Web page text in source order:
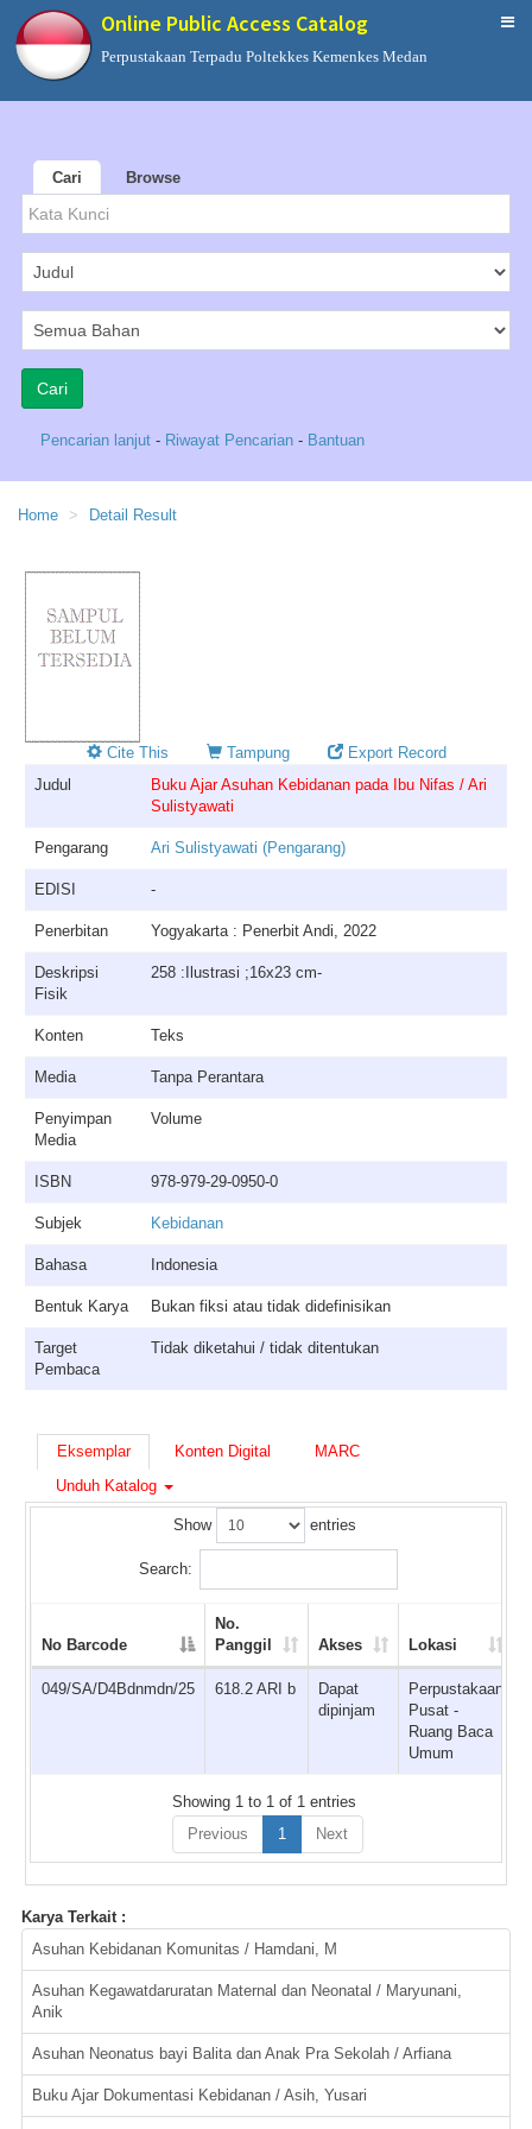
Online Public Access Catalog
Perpustakaan Terpadu Poltekkes Kemenkes Medan
Cari Browse
Pencarian lanjut - Riwayat Pencarian - Bantuan
Home Detail Result
Cite This Tampung
Export Record
Judul
Buku Ajar Asuhan Kebidanan pada Ibu Nifas / Ari
Sulistyawati
Pengarang Ari Sulistyawati (Pengarang)
EDISI -
Penerbitan Yogyakarta : Penerbit Andi, 2022
Deskripsi
Fisik
258 :Ilustrasi ;16x23 cm-
Konten Teks
Media Tanpa Perantara
Penyimpan
Media
Volume
ISBN 978-979-29-0950-0
Subjek Kebidanan
Bahasa Indonesia
Bentuk Karya Bukan fiksi atau tidak didefinisikan
Target
Pembaca
Tidak diketahui / tidak ditentukan
Eksemplar Konten Digital
MARC
Unduh Katalog
Show entries
Search:
No Barcode
No.
Panggil
Akses Lokasi
049/SA/D4Bdnmdn/25 618.2 ARI b
Dapat
dipinjam
Perpustakaan
Pusat -
Ruang Baca
Umum
Showing 1 to 1 of 1 entries
Previous
1 Next
Karya Terkait :
Asuhan Kebidanan Komunitas / Hamdani, M
Asuhan Kegawatdaruratan Maternal dan Neonatal / Maryunani,
Anik
Asuhan Neonatus bayi Balita dan Anak Pra Sekolah / Arfiana
Buku Ajar Dokumentasi Kebidanan / Asih, Yusari